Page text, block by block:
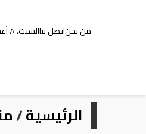
من نحناتصل بناالسبت، ٨ أغسطس ٢٠٢٦
الرئيسية/